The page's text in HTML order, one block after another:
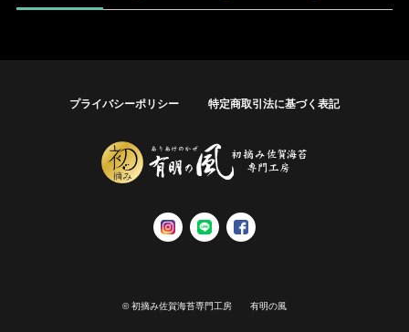
プライバシーポリシー 特定商取引法に基づく表記
© 初摘み佐賀海苔専門工房 有明の風